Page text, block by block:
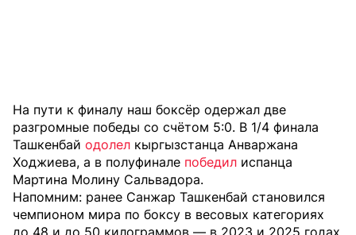
На пути к финалу наш боксёр одержал две
разгромные победы со счётом 5:0. В 1/4 финала
Ташкенбай одолел кыргызстанца Анваржана
Ходжиева, а в полуфинале победил испанца
Мартина Молину Сальвадора.
Напомним: ранее Санжар Ташкенбай становился
чемпионом мира по боксу в весовых категориях
до 48 и до 50 килограммов — в 2023 и 2025 годах